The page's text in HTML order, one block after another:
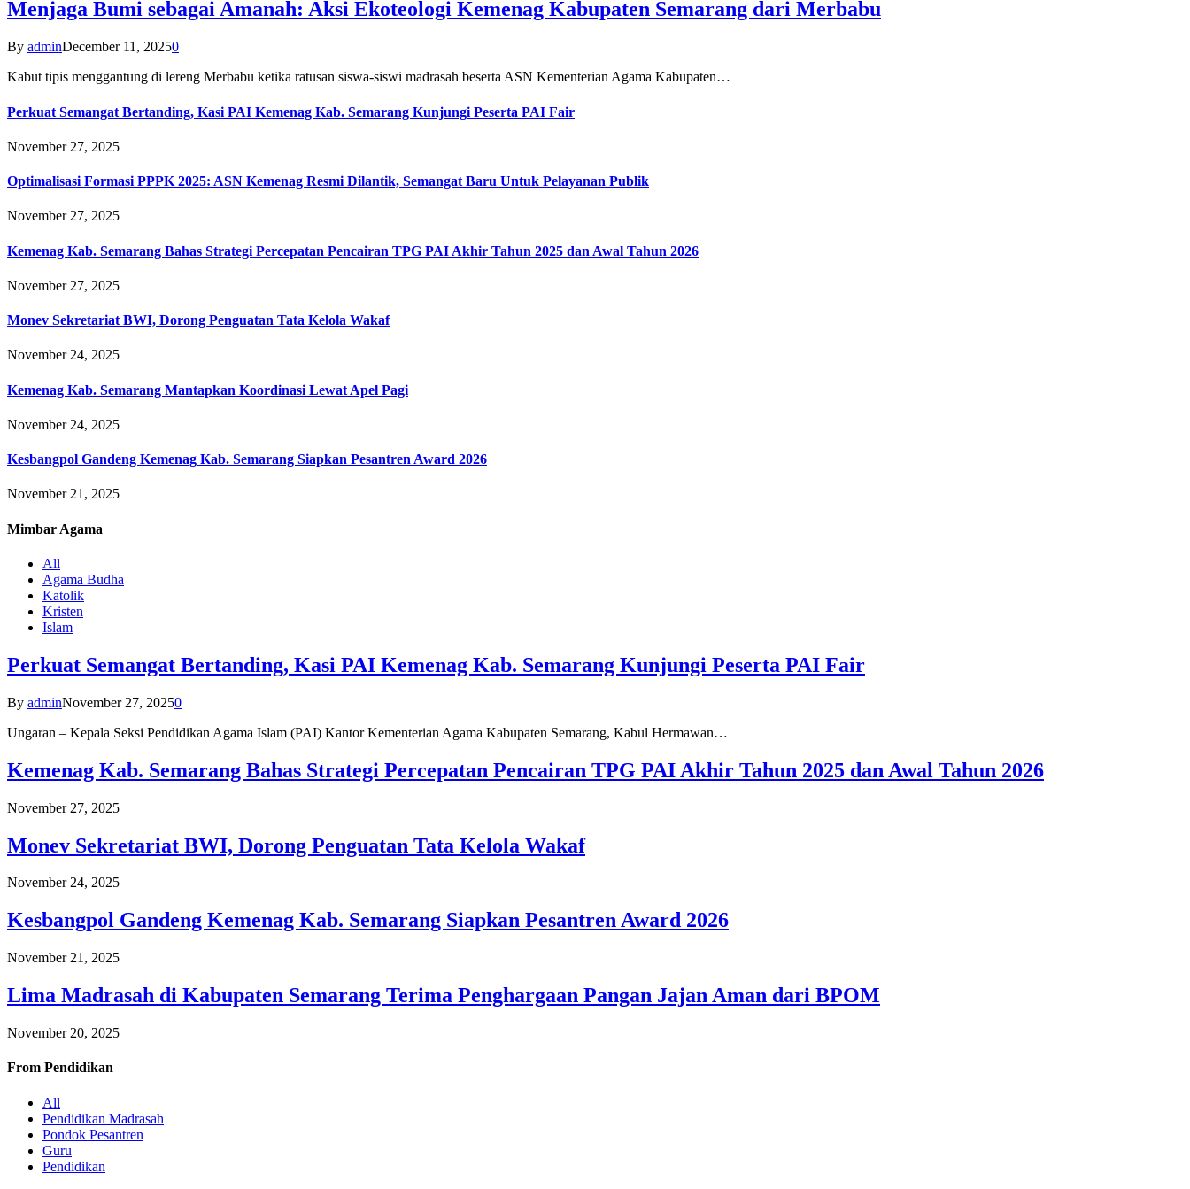
Menjaga Bumi sebagai Amanah: Aksi Ekoteologi Kemenag Kabupaten Semarang dari Merbabu
By adminDecember 11, 20250
Kabut tipis menggantung di lereng Merbabu ketika ratusan siswa-siswi madrasah beserta ASN Kementerian Agama Kabupaten…
Perkuat Semangat Bertanding, Kasi PAI Kemenag Kab. Semarang Kunjungi Peserta PAI Fair
November 27, 2025
Optimalisasi Formasi PPPK 2025: ASN Kemenag Resmi Dilantik, Semangat Baru Untuk Pelayanan Publik
November 27, 2025
Kemenag Kab. Semarang Bahas Strategi Percepatan Pencairan TPG PAI Akhir Tahun 2025 dan Awal Tahun 2026
November 27, 2025
Monev Sekretariat BWI, Dorong Penguatan Tata Kelola Wakaf
November 24, 2025
Kemenag Kab. Semarang Mantapkan Koordinasi Lewat Apel Pagi
November 24, 2025
Kesbangpol Gandeng Kemenag Kab. Semarang Siapkan Pesantren Award 2026
November 21, 2025
Mimbar Agama
All
Agama Budha
Katolik
Kristen
Islam
Perkuat Semangat Bertanding, Kasi PAI Kemenag Kab. Semarang Kunjungi Peserta PAI Fair
By adminNovember 27, 20250
Ungaran – Kepala Seksi Pendidikan Agama Islam (PAI) Kantor Kementerian Agama Kabupaten Semarang, Kabul Hermawan…
Kemenag Kab. Semarang Bahas Strategi Percepatan Pencairan TPG PAI Akhir Tahun 2025 dan Awal Tahun 2026
November 27, 2025
Monev Sekretariat BWI, Dorong Penguatan Tata Kelola Wakaf
November 24, 2025
Kesbangpol Gandeng Kemenag Kab. Semarang Siapkan Pesantren Award 2026
November 21, 2025
Lima Madrasah di Kabupaten Semarang Terima Penghargaan Pangan Jajan Aman dari BPOM
November 20, 2025
From Pendidikan
All
Pendidikan Madrasah
Pondok Pesantren
Guru
Pendidikan